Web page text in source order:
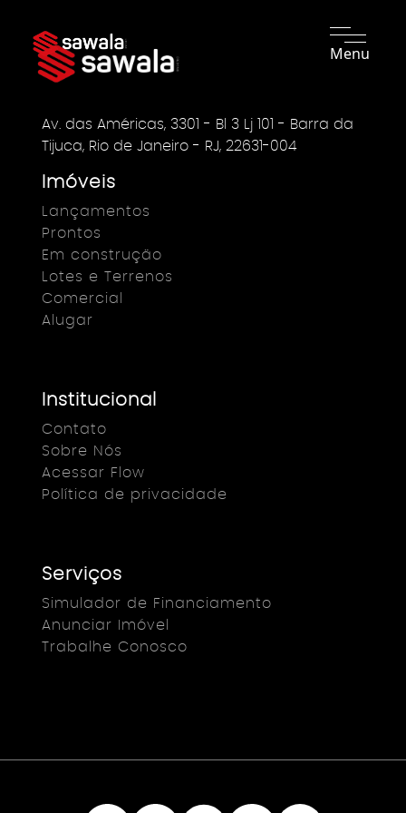
Menu
Av. das Américas, 3301 - Bl 3 Lj 101 - Barra da
Tijuca, Rio de Janeiro - RJ, 22631-004
Imóveis
Lançamentos
Prontos
Em construção
Lotes e Terrenos
Comercial
Alugar
Institucional
Contato
Sobre Nós
Acessar Flow
Política de privacidade
Serviços
Simulador de Financiamento
Anunciar Imóvel
Trabalhe Conosco